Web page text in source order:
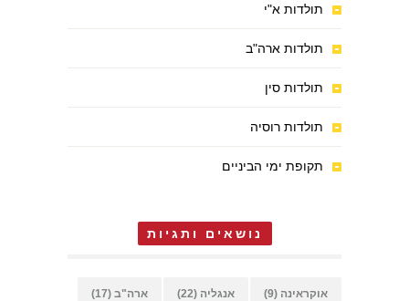
תולדות א"י
תולדות ארה"ב
תולדות סין
תולדות רוסיה
תקופת ימי הביניים
נושאים ותגיות
אוקראינה (9) אנגליה (22) ארה"ב (17)